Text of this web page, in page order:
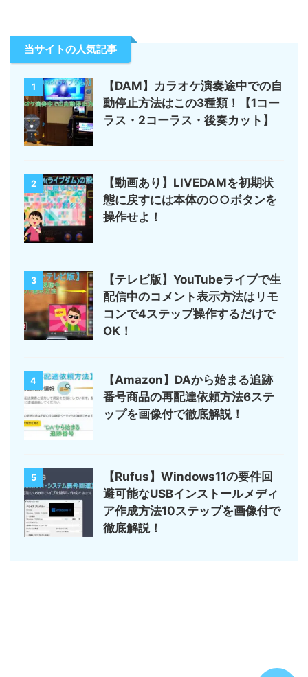
当サイトの人気記事
1
【DAM】カラオケ演奏途中での自
動停止方法はこの3種類！【1コー
ラス・2コーラス・後奏カット】
2
【動画あり】LIVEDAMを初期状
態に戻すには本体の○○ボタンを
操作せよ！
3
【テレビ版】YouTubeライブで生
配信中のコメント表示方法はリモ
コンで4ステップ操作するだけで
OK！
4
【Amazon】DAから始まる追跡
番号商品の再配達依頼方法6ステ
ップを画像付で徹底解説！
5
【Rufus】Windows11の要件回
避可能なUSBインストールメディ
ア作成方法10ステップを画像付で
徹底解説！